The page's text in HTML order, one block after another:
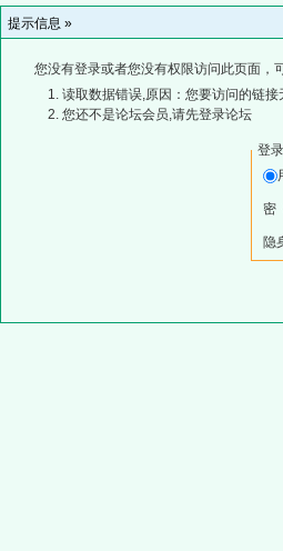
提示信息 »
您没有登录或者您没有权限访问此页面，
读取数据错误,原因：您要访问的链
您还不是论坛会员,请先登录论坛
登录
密
隐